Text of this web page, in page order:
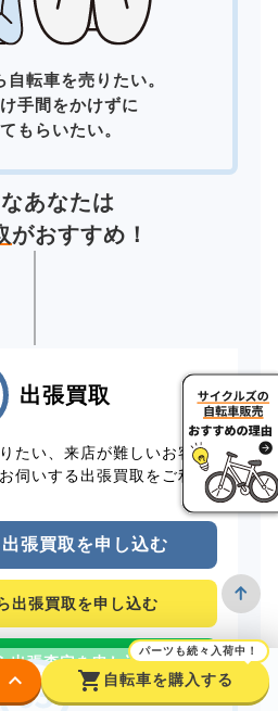
転車を売りたい。
手間をかけずに
もらいたい。
あなたは
がおすすめ！
出張買取
たい、来店が難しいお客様
伺いする出張買取をご利用
張買取を申し込む
出張買取を申し込む
出張査定を申し込む
keyboard_arrow_down shopping_cart
パーツも続々入荷中！
自転車を購入する